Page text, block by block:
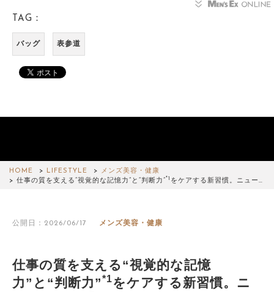
TAG：
バッグ 表参道
HOME LIFESTYLE
メンズ美容・健康
仕事の質を支える“視覚的な記憶力”と“判断力”*1 をケアする新習慣。ニュー…
公開日：2026/06/17 メンズ美容・健康
仕事の質を支える“視覚的な記憶
力”と“判断力”*1をケアする新習慣。ニ